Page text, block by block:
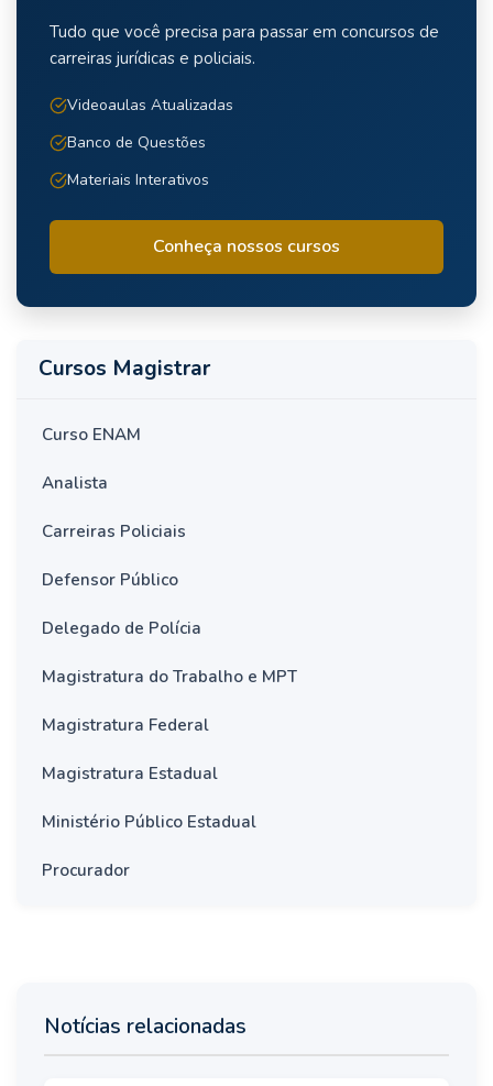
Tudo que você precisa para passar em concursos de
carreiras jurídicas e policiais.
Videoaulas Atualizadas
Banco de Questões
Materiais Interativos
Conheça nossos cursos
Cursos Magistrar
Curso ENAM
Analista
Carreiras Policiais
Defensor Público
Delegado de Polícia
Magistratura do Trabalho e MPT
Magistratura Federal
Magistratura Estadual
Ministério Público Estadual
Procurador
Notícias relacionadas